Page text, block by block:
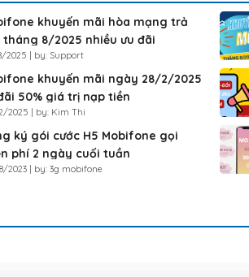
khuyến mãi hòa mạng trả
tháng 8/2025 nhiều ưu đãi
2025 | by: Support
khuyến mãi ngày 28/2/2025
50% giá trị nạp tiền
2025 | by: Kim Thi
ký gói cước H5 Mobifone gọi
phí 2 ngày cuối tuần
2023 | by: 3g mobifone